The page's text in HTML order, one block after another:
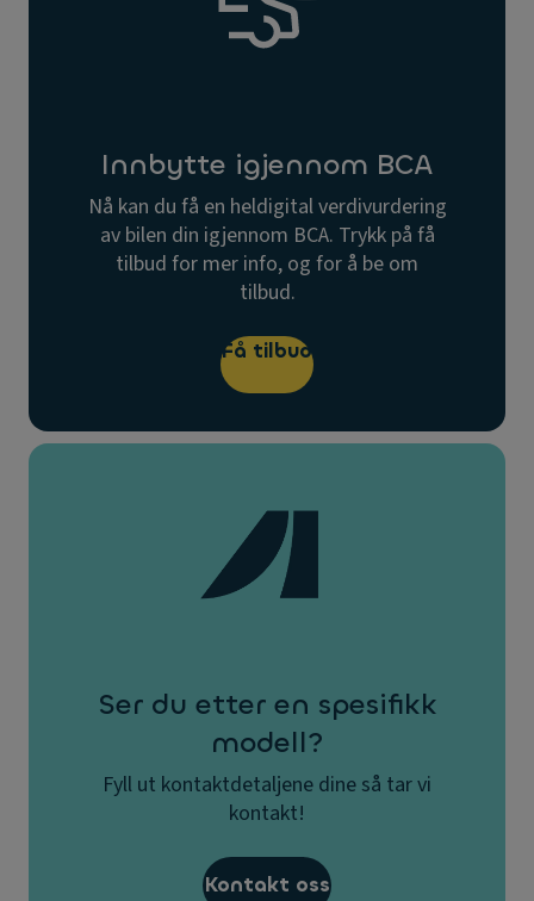
Innbytte igjennom BCA
Nå kan du få en heldigital verdivurdering
av bilen din igjennom BCA. Trykk på få
tilbud for mer info, og for å be om
tilbud.
Få tilbud
Ser du etter en spesifikk
modell?
Fyll ut kontaktdetaljene dine så tar vi
kontakt!
Kontakt oss